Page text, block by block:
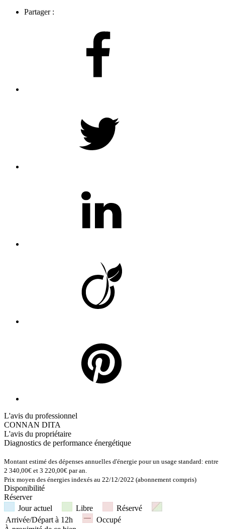
Partager :
L'avis du professionnel
CONNAN DITA
L'avis du propriétaire
Diagnostics de performance énergétique
Montant estimé des dépenses annuelles d'énergie pour un usage standard: entre
2 340,00€ et 3 220,00€ par an.
Prix moyen des énergies indexés au 22/12/2022 (abonnement compris)
Disponibilité
Réserver
Jour actuel
Libre
Réservé
Arrivée/Départ à 12h
Occupé